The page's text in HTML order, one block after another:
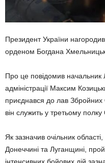
Президент України
орденом Богдана
Про це повідомив начальник
адміністрації Максим
приєднався до лав
він служить у третьому
Як зазначив очільник
Донеччині та Луганщині,